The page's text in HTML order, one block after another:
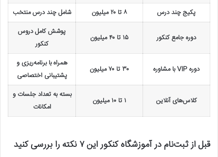
پکیج چند درس
۸ تا ۲۰ میلیون شامل چند درس منتخب
دوره جامع کنکور ۱۵ تا ۴۰ میلیون
پوشش کامل دروس
کنکور
دوره VIP با مشاوره ۳۰ تا ۷۰ میلیون
همراه با برنامه‌ریزی و
پشتیبانی اختصاصی
کلاس‌های آنلاین ۱ تا ۱۰ میلیون
بسته به تعداد جلسات و
امکانات
قبل از ثبت‌نام در آموزشگاه کنکور این ۷ نکته را بررسی کنید